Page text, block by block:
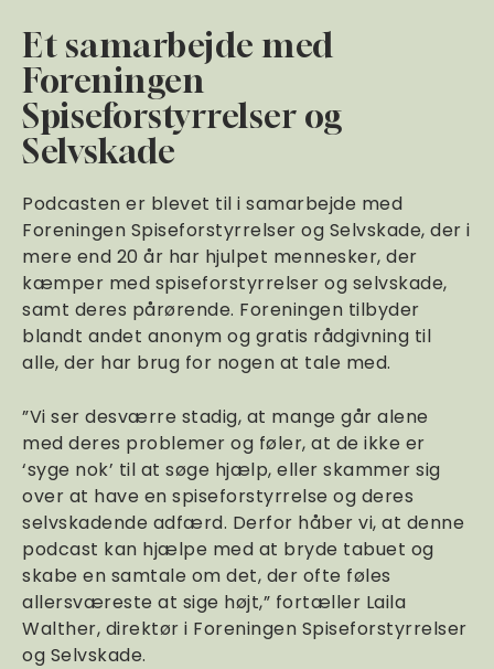
Et samarbejde med
Foreningen
Spiseforstyrrelser og
Selvskade
Podcasten er blevet til i samarbejde med
Foreningen Spiseforstyrrelser og Selvskade, der i
mere end 20 år har hjulpet mennesker, der
kæmper med spiseforstyrrelser og selvskade,
samt deres pårørende. Foreningen tilbyder
blandt andet anonym og gratis rådgivning til
alle, der har brug for nogen at tale med.
”Vi ser desværre stadig, at mange går alene
med deres problemer og føler, at de ikke er
‘syge nok’ til at søge hjælp, eller skammer sig
over at have en spiseforstyrrelse og deres
selvskadende adfærd. Derfor håber vi, at denne
podcast kan hjælpe med at bryde tabuet og
skabe en samtale om det, der ofte føles
allersværeste at sige højt,” fortæller Laila
Walther, direktør i Foreningen Spiseforstyrrelser
og Selvskade.